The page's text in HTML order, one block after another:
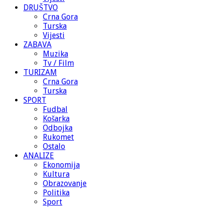
DRUŠTVO
Crna Gora
Turska
Vijesti
ZABAVA
Muzika
Tv / Film
TURIZAM
Crna Gora
Turska
SPORT
Fudbal
Košarka
Odbojka
Rukomet
Ostalo
ANALIZE
Ekonomija
Kultura
Obrazovanje
Politika
Sport